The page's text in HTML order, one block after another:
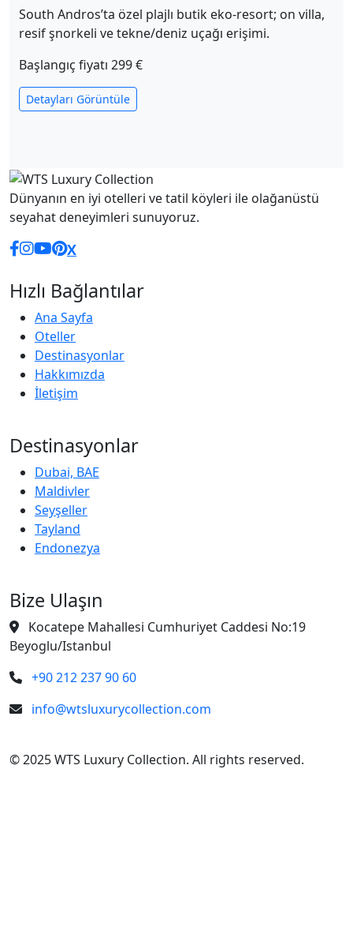
South Andros’ta özel plajlı butik eko‑resort; on villa,
resif şnorkeli ve tekne/deniz uçağı erişimi.
Başlangıç fiyatı 299 €
Detayları Görüntüle
Dünyanın en iyi otelleri ve tatil köyleri ile olağanüstü
seyahat deneyimleri sunuyoruz.
Facebook
Instagram
YouTube
Pinterest
XX (Twitter)
Hızlı Bağlantılar
Ana Sayfa
Oteller
Destinasyonlar
Hakkımızda
İletişim
Destinasyonlar
Dubai, BAE
Maldivler
Seyşeller
Tayland
Endonezya
Bize Ulaşın
Kocatepe Mahallesi Cumhuriyet Caddesi No:19
Beyoglu/Istanbul
+90 212 237 90 60
info@wtsluxurycollection.com
© 2025 WTS Luxury Collection. All rights reserved.